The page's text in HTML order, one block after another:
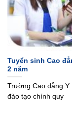
Tuyển sinh Cao
2 năm
Trường Cao đẳng
đào tạo chính quy